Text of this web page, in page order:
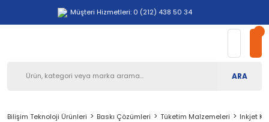
Müşteri Hizmetleri: 0 (212) 438 50 34
ARA
Bilişim Teknoloji Ürünleri Baskı Çözümleri Tüketim Malzemeleri Inkjet